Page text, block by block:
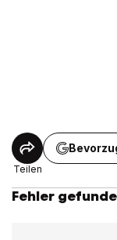
Teilen
Fehler